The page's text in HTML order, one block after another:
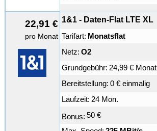
22,91 €
pro Monat
1&1 - Daten-Flat LTE XL
Tarifart: Monatsflat
Netz: O2
Grundgebühr: 24,99 € Monat
Bereitstellung: 0 € einmalig
Laufzeit: 24 Mon.
Bonus: 50 €